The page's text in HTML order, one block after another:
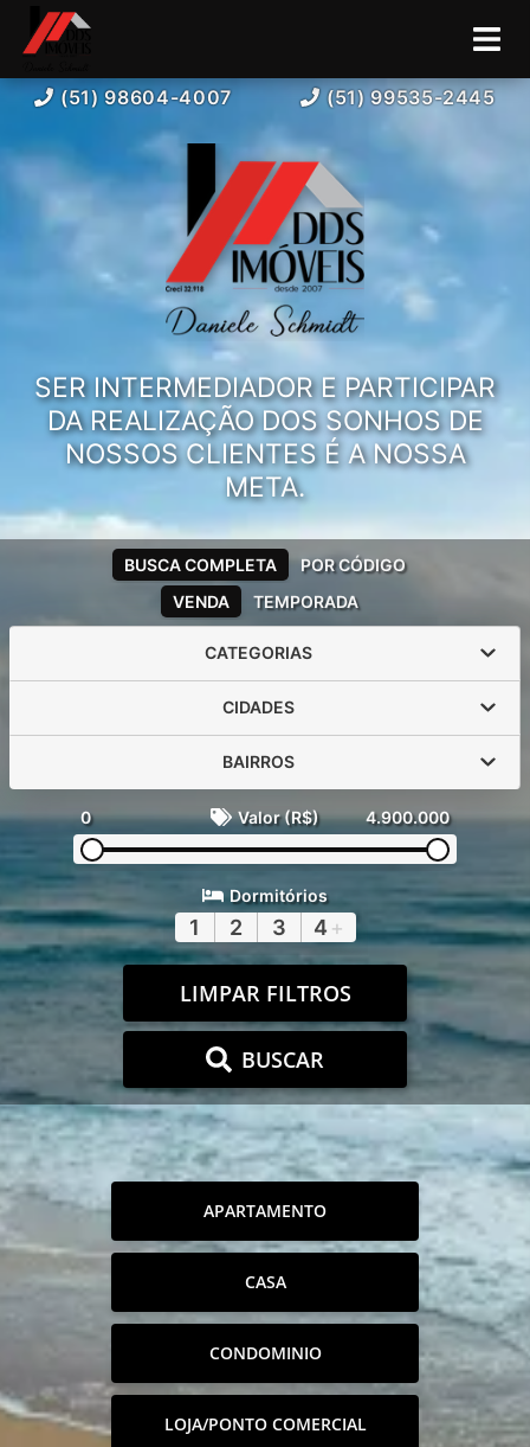
(51) 98604-4007 (51) 99535-2445
SER INTERMEDIADOR E PARTICIPAR
DA REALIZAÇÃO DOS SONHOS DE
NOSSOS CLIENTES É A NOSSA
META.
VENDA TEMPORADA
BUSCA COMPLETA POR CÓDIGO
CATEGORIAS
CIDADES
BAIRROS
0 Valor (R$) 4.900.000
Dormitórios
1 2 3 4 +
LIMPAR FILTROS
BUSCAR
APARTAMENTO
CASA
CONDOMINIO
LOJA/PONTO COMERCIAL